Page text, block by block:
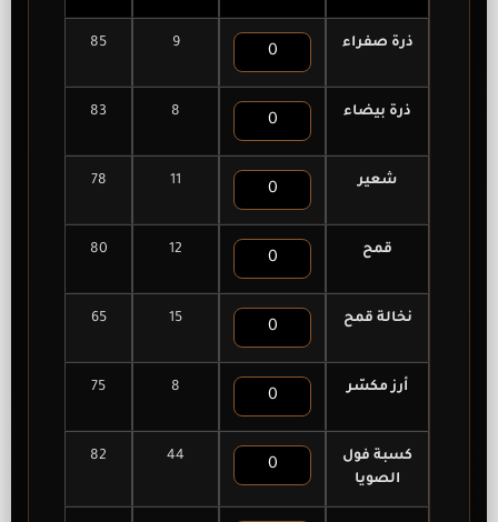
ذرة صفراء 9
85
ذرة بيضاء 8
83
شعير 11
78
قمح 12
80
نخالة قمح 15
65
أرز مكسّر 8
75
كسبة فول
الصويا
44
82